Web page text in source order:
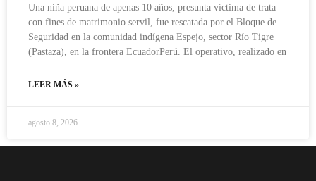
Una niña peruana de apenas 10 años, presunta víctima de trata
con fines de matrimonio servil, fue rescatada por el Bloque de
Seguridad en la comunidad indígena Espejo, sector Río Tigre
(Pastaza), en la frontera EcuadorPerú. El operativo, realizado en
LEER MÁS »
agosto 8, 2026